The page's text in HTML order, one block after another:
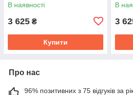
В наявності
3 625 ₴
Купити
В
3
Про нас
96% позитивних з 75 відгуків за